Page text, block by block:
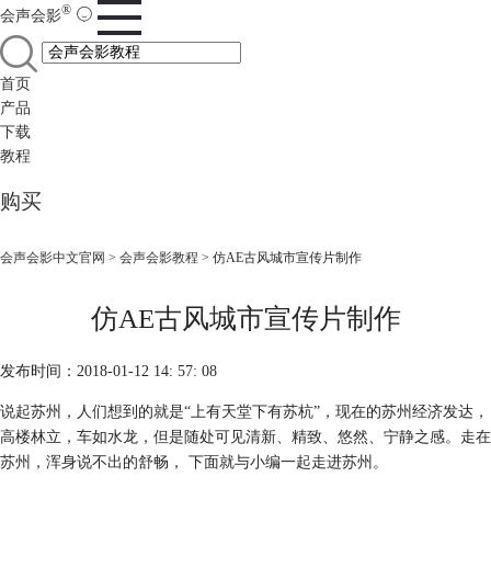
会声会影®
首页
产品
下载
教程
购买
会声会影中文官网 > 会声会影教程 > 仿AE古风城市宣传片制作
仿AE古风城市宣传片制作
发布时间：2018-01-12 14: 57: 08
说起苏州，人们想到的就是“上有天堂下有苏杭”，现在的苏州经济发达，
高楼林立，车如水龙，但是随处可见清新、精致、悠然、宁静之感。走在
苏州，浑身说不出的舒畅， 下面就与小编一起走进苏州。